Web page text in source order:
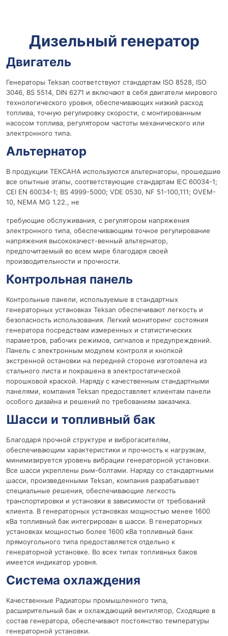
Дизельный генератор
Двигатель
Генераторы Teksan соответствуют стандартам ISO 8528, ISO
3046, BS 5514, DIN 6271 и включают в себя двигатели мирового
технологического уровня, обеспечивающих низкий расход
топлива, точную регулировку скорости, с монтированным
насосом топлива, регулятором частоты механического или
электронного типа.
Альтернатор
В продукции ТЕКСАНА используются альтернаторы, прошедшие
все опытные этапы, соответствующие стандартам IEC 60034-1;
CEI EN 60034-1; BS 4999-5000; VDE 0530, NF 51-100,111; OVEM-
10, NEMA MG 1.22., не
требующие обслуживания, с регулятором напряжения
электронного типа, обеспечивающим точное регулирование
напряжения высококачест-венный альтернатор,
предпочитаемый во всем мире благодаря своей
производительности и прочности.
Контрольная панель
Контрольные панели, используемые в стандартных
генераторных установках Teksan обеспечивают легкость и
безопасность использования. Легкий мониторинг состояния
генератора посредствам измеренных и статистических
параметров, рабочих режимов, сигналов и предупреждений.
Панель с электронным модулем контроля и кнопкой
экстренной остановки на передней стороне изготовлена из
стального листа и покрашена в электростатической
порошковой краской. Наряду с качественным стандартными
панелями, компания Teksan предоставляет клиентам панели
особого дизайна и решений по требованиям заказчика.
Шасси и топливный бак
Благодаря прочной структуре и виброгасителям,
обеспечивающим характеристики и прочность к нагрузкам,
минимизируется уровень вибрации генераторной установки.
Все шасси укреплены рым-болтами. Наряду со стандартными
шасси, произведенными Teksan, компания разрабатывает
специальные решения, обеспечивающие легкость
транспортировки и установки в зависимости от требований
клиента. В генераторных установках мощностью менее 1600
кВа топливный бак интегрирован в шасси. В генераторных
установках мощностью более 1600 кВа топливный банк
прямоугольного типа предоставляется отдельно к
генераторной установке. Во всех типах топливных баков
имеется индикатор уровня.
Система охлаждения
Качественные Радиаторы промышленного типа,
расширительный бак и охлаждающий вентилятор, Сходящие в
состав генератора, обеспечивают постоянство температуры
генераторной установки.